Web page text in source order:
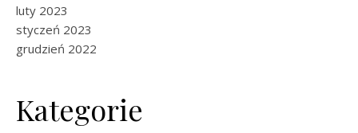
luty 2023
styczeń 2023
grudzień 2022
Kategorie